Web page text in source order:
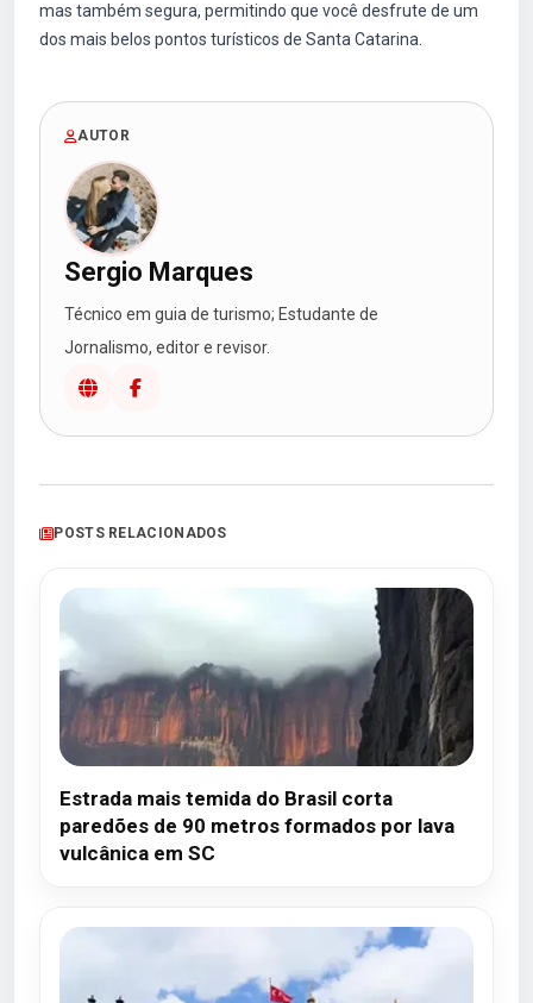
mas também segura, permitindo que você desfrute de um
dos mais belos pontos turísticos de Santa Catarina.
AUTOR
Sergio Marques
Técnico em guia de turismo; Estudante de
Jornalismo, editor e revisor.
POSTS RELACIONADOS
Estrada mais temida do Brasil corta
paredões de 90 metros formados por lava
vulcânica em SC